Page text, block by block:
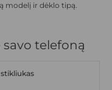
modelį ir dėklo tipą.
telefoną